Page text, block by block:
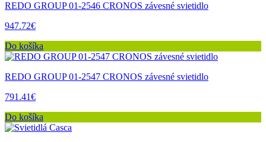
REDO GROUP 01-2546 CRONOS závesné svietidlo
947.72€
Do košíka
REDO GROUP 01-2547 CRONOS závesné svietidlo
791.41€
Do košíka